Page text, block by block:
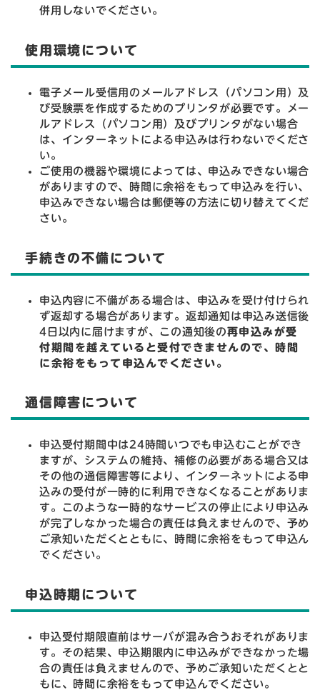
併用しないでください。
使用環境について
電子メール受信用のメールアドレス（パソコン用）及
び受験票を作成するためのプリンタが必要です。メー
ルアドレス（パソコン用）及びプリンタがない場合
は、インターネットによる申込みは行わないでくださ
い。
ご使用の機器や環境によっては、申込みできない場合
がありますので、時間に余裕をもって申込みを行い、
申込みできない場合は郵便等の方法に切り替えてくだ
さい。
手続きの不備について
申込内容に不備がある場合は、申込みを受け付けられ
ず返却する場合があります。返却通知は申込み送信後
4日以内に届けますが、この通知後の再申込みが受
付期間を越えていると受付できませんので、時間
に余裕をもって申込んでください。
通信障害について
申込受付期間中は24時間いつでも申込むことができ
ますが、システムの維持、補修の必要がある場合又は
その他の通信障害等により、インターネットによる申
込みの受付が一時的に利用できなくなることがありま
す。このような一時的なサービスの停止により申込み
が完了しなかった場合の責任は負えませんので、予め
ご承知いただくとともに、時間に余裕をもって申込ん
でください。
申込時期について
申込受付期限直前はサーバが混み合うおそれがありま
す。その結果、申込期限内に申込みができなかった場
合の責任は負えませんので、予めご承知いただくとと
もに、時間に余裕をもって申込んでください。